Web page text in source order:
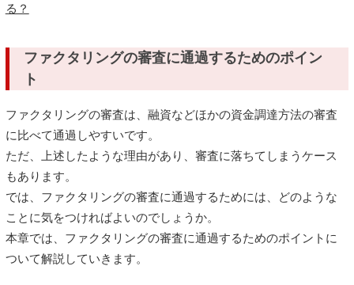
る？
ファクタリングの審査に通過するためのポイン
ト
ファクタリングの審査は、融資などほかの資金調達方法の審査
に比べて通過しやすいです。
ただ、上述したような理由があり、審査に落ちてしまうケース
もあります。
では、ファクタリングの審査に通過するためには、どのような
ことに気をつければよいのでしょうか。
本章では、ファクタリングの審査に通過するためのポイントに
ついて解説していきます。